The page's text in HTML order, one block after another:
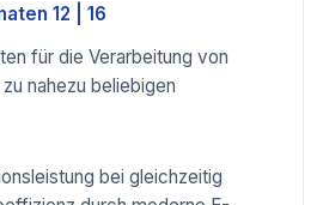
12 | 16
für die Verarbeitung von
nahezu beliebigen
bei gleichzeitig